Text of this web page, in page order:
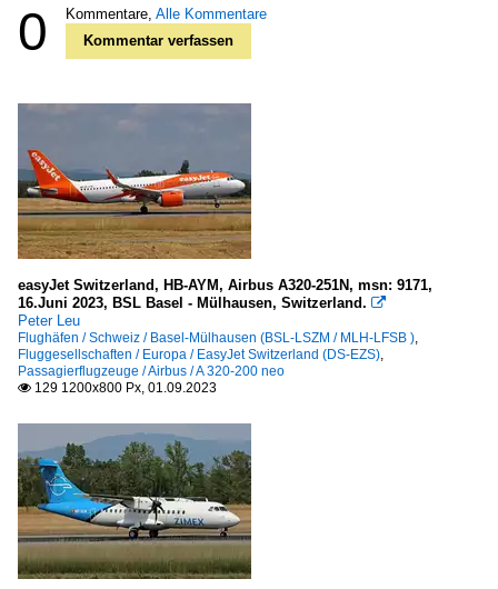
0 Kommentare, Alle Kommentare
Kommentar verfassen
easyJet Switzerland, HB-AYM, Airbus A320-251N, msn: 9171,
16.Juni 2023, BSL Basel - Mülhausen, Switzerland. 
Peter Leu
Flughäfen / Schweiz / Basel-Mülhausen (BSL-LSZM / MLH-LFSB ),
Fluggesellschaften / Europa / EasyJet Switzerland (DS-EZS),
Passagierflugzeuge / Airbus / A 320-200 neo
 129 1200x800 Px, 01.09.2023